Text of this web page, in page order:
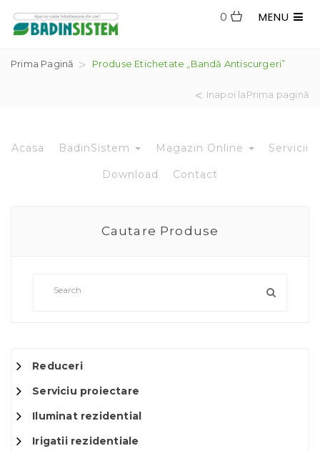
MENU
0
Prima Pagină Produse Etichetate „bandă Antiscurgeri”
Inapoi laPrima pagină
Acasa BadinSistem Magazin Online Servicii
Download Contact
Cautare Produse
Reduceri
Serviciu proiectare
Iluminat rezidential
Irigatii rezidentiale